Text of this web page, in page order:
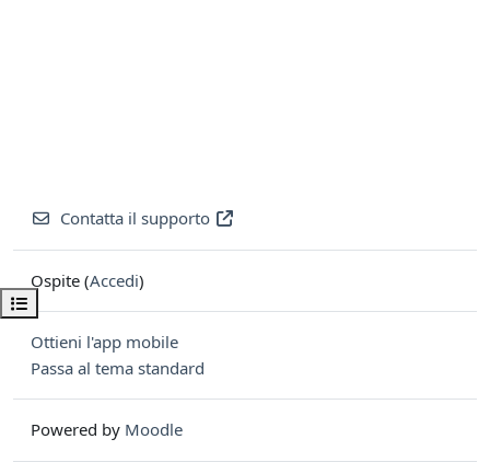
Apri indice del corso
Contatta il supporto
Ospite (Accedi)
Ottieni l'app mobile
Passa al tema standard
Powered by Moodle